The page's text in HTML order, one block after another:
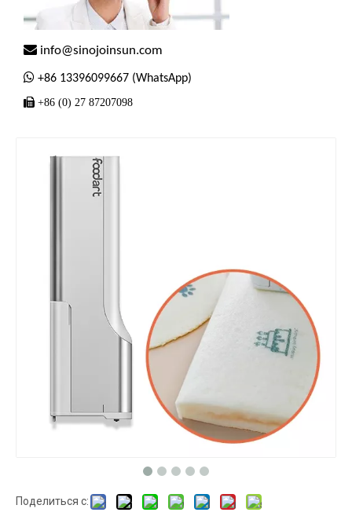
 info@sinojoinsun.com
 +86 13396099667 (WhatsApp)
 +86 (0) 27 87207098
Поделиться с: